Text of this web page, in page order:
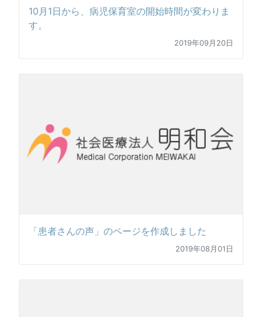
10月1日から、病児保育室の開始時間が変わりま
す。
2019年09月20日
「患者さんの声」のページを作成しました
2019年08月01日